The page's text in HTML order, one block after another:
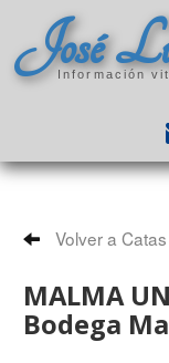
JoséInformación
Volver a
MALMA
Bodega